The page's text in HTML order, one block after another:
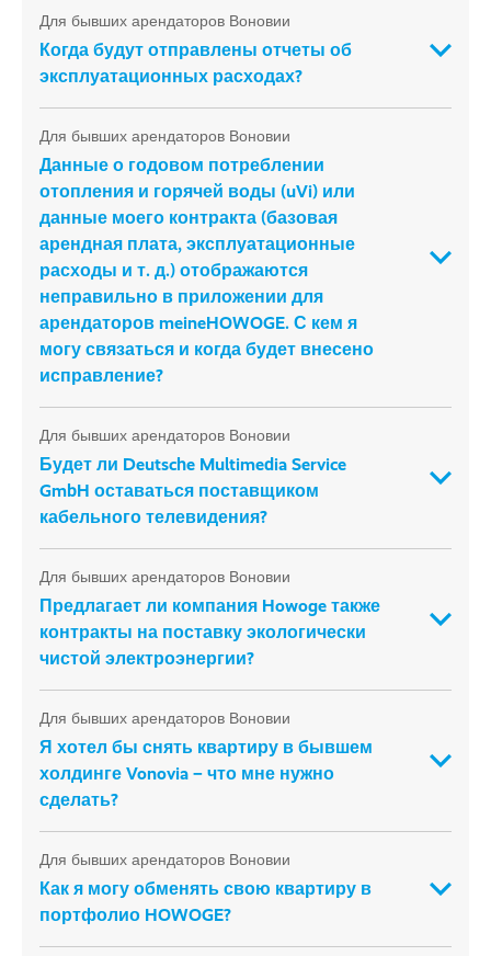
Для бывших арендаторов Воновии
Когда будут отправлены отчеты об
эксплуатационных расходах?
Для бывших арендаторов Воновии
Данные о годовом потреблении
отопления и горячей воды (uVi) или
данные моего контракта (базовая
арендная плата, эксплуатационные
расходы и т. д.) отображаются
неправильно в приложении для
арендаторов meineHOWOGE. С кем я
могу связаться и когда будет внесено
исправление?
Для бывших арендаторов Воновии
Будет ли Deutsche Multimedia Service
GmbH оставаться поставщиком
кабельного телевидения?
Для бывших арендаторов Воновии
Предлагает ли компания Howoge также
контракты на поставку экологически
чистой электроэнергии?
Для бывших арендаторов Воновии
Я хотел бы снять квартиру в бывшем
холдинге Vonovia – что мне нужно
сделать?
Для бывших арендаторов Воновии
Как я могу обменять свою квартиру в
портфолио HOWOGE?